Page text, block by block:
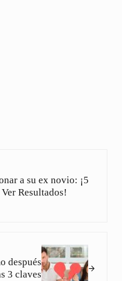
a su ex novio: ¡5
Resultados!
después
3 claves